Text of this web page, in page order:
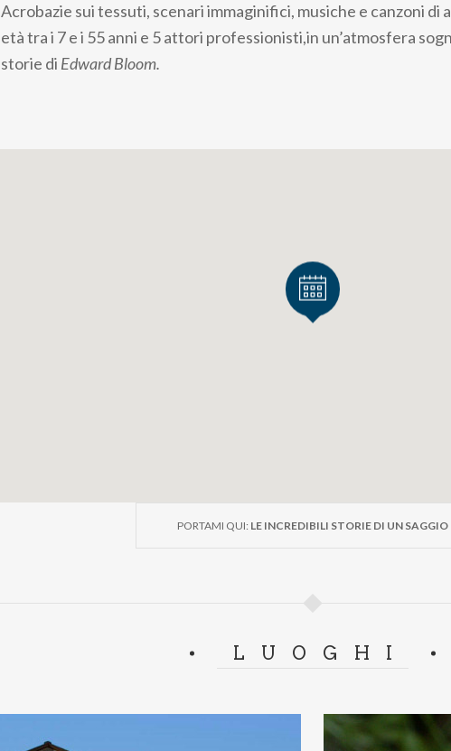
Acrobazie sui tessuti, scenari immaginifici, musiche e canzoni di
età tra i 7 e i 55 anni e 5 attori professionisti,in un’atmosfera
storie di Edward Bloom.
PORTAMI QUI: ​​​​​​​LE INCREDIBILI STORIE DI UN SAGGIO
LUOGHI